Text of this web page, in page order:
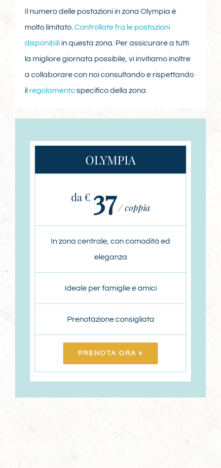
Il numero delle postazioni in zona Olympia è
molto limitato. Controllate fra le postazioni
disponibili in questa zona. Per assicurare a tutti
la migliore giornata possibile, vi invitiamo inoltre
a collaborare con noi consultando e rispettando
il regolamentospecifico della zona.
OLYMPIA
da € 37/ coppia
In zona centrale, con comodità ed
eleganza
Ideale per famiglie e amici
Prenotazione consigliata
PRENOTA ORA »